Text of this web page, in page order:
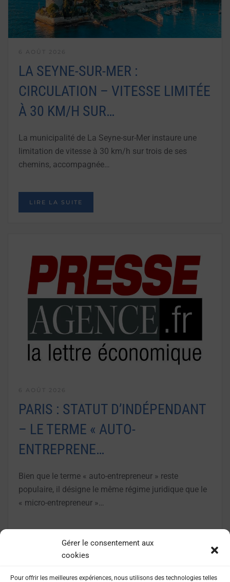
Gérer le consentement aux
cookies
Pour offrir les meilleures expériences, nous utilisons des technologies telles
LA SEYNE-SUR-MER :
CIRCULATION – VITESSE LIMITÉE
À 30 KM/H SUR…
La municipalité de La Seyne-sur-Mer instaure une
limitation de vitesse à 30 km/h sur trois de ses
chemins, accompagnée…
LIRE LA SUITE
PARIS : STATUT D’INDÉPENDANT
– LE TERME « AUTO-
ENTREPRENE…
Bien que le terme « auto-entrepreneur » reste
populaire, il désigne le même régime juridique que le
« micro-entrepreneur »…
LIRE LA SUITE